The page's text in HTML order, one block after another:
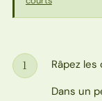
Étape
1
Râpez
Dans un